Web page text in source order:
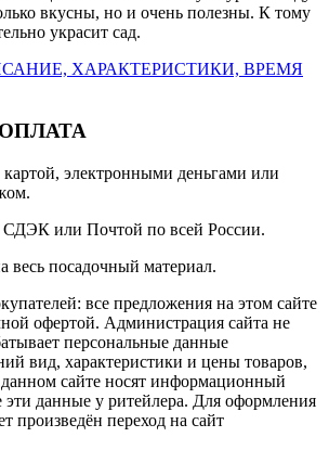
вкусны, но и очень полезны. К тому
украсит сад.
ХАРАКТЕРИСТИКИ, ВРЕМЯ
электронными деньгами или
СДЭК или Почтой по всей России.
весь посадочный материал.
все предложения на этом сайте
офертой. Администрация сайта не
персональные данные
вид, характеристики и цены товаров,
сайте носят информационный
эти данные у ритейлера. Для оформления
произведён переход на сайт